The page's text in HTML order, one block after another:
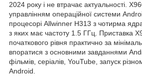
2024 року і не втрачає актуальності.
управлінням операційної системи
процесорі Allwinner H313 з чотирма
з яких має частоту 1.5 ГГц. Приставка
початкового рівня практично за
впоратися з основними завданнями
фільмів, серіалів, YouTube, запуск
Android.